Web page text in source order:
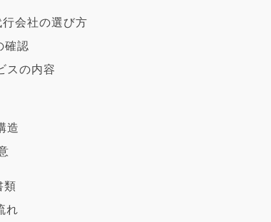
会社の選び方
確認
スの内容
造
類
れ